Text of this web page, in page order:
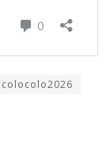
colocolo2026